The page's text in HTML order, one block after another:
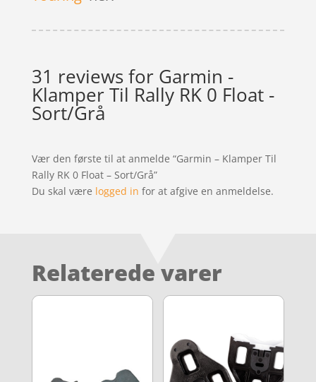
31 reviews for Garmin -
Klamper Til Rally RK 0 Float -
Sort/Grå
Vær den første til at anmelde “Garmin – Klamper Til
Rally RK 0 Float – Sort/Grå”
Du skal være logged in for at afgive en anmeldelse.
Relaterede varer